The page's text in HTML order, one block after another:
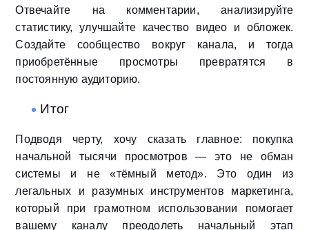
Отвечайте на комментарии, анализируйте
статистику, улучшайте качество видео и обложек.
Создайте сообщество вокруг канала, и тогда
приобретённые просмотры превратятся в
постоянную аудиторию.
Итог
Подводя черту, хочу сказать главное: покупка
начальной тысячи просмотров — это не обман
системы и не «тёмный метод». Это один из
легальных и разумных инструментов маркетинга,
который при грамотном использовании помогает
вашему каналу преодолеть начальный этап